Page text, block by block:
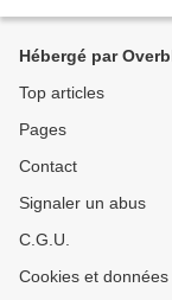
Hébergé par
Top articles
Pages
Contact
Signaler un abus
C.G.U.
Cookies et